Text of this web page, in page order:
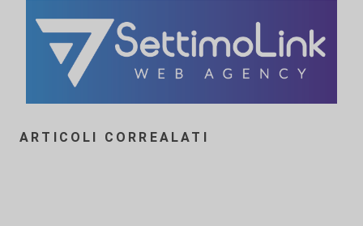
ARTICOLI CORREALATI